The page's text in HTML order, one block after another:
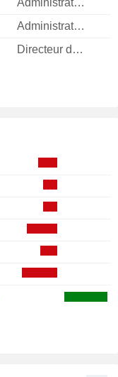
Administrateur
Administrateur
Directeur des ressources humaines